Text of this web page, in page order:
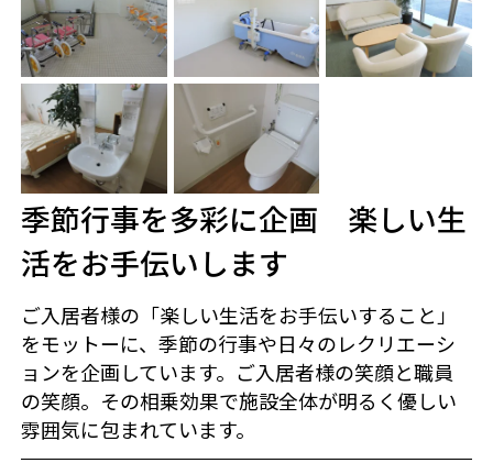
季節行事を多彩に企画 楽しい生
活をお手伝いします
ご入居者様の「楽しい生活をお手伝いすること」
をモットーに、季節の行事や日々のレクリエーシ
ョンを企画しています。ご入居者様の笑顔と職員
の笑顔。その相乗効果で施設全体が明るく優しい
雰囲気に包まれています。